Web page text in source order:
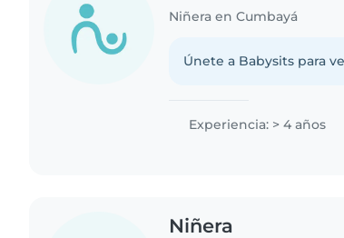
Niñera en Cumbayá
Únete a Babysits para
Experiencia: > 4 años
Niñera